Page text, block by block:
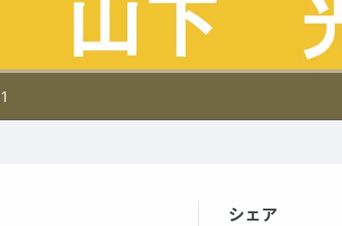
シェア